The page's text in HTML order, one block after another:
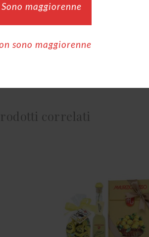
Sono maggiorenne
sono maggiorenne
correlati